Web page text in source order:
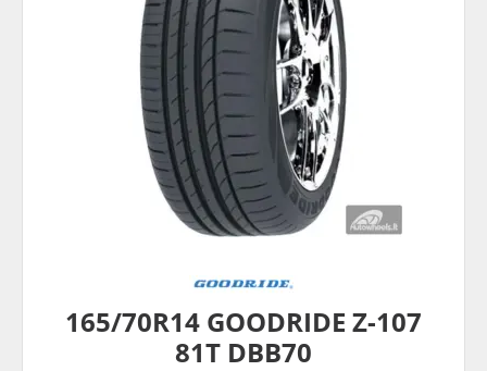
165/70R14 GOODRIDE Z-107
81T DBB70